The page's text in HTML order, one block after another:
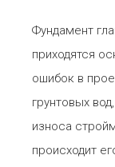
Фундамент
приходятся
ошибок в
грунтовых
износа
происходит